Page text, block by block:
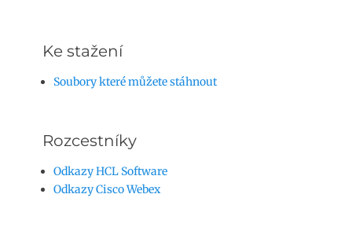
Ke stažení
Soubory které můžete stáhnout
Rozcestníky
Odkazy HCL Software
Odkazy Cisco Webex